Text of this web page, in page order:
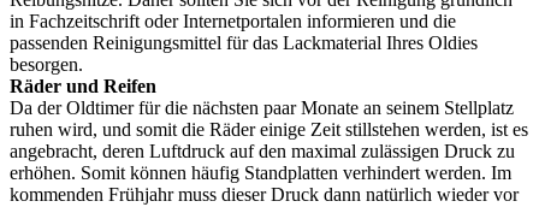
in Fachzeitschrift oder Internetportalen informieren und die
passenden Reinigungsmittel für das Lackmaterial Ihres Oldies
besorgen.
Räder und Reifen
Da der Oldtimer für die nächsten paar Monate an seinem Stellplatz
ruhen wird, und somit die Räder einige Zeit stillstehen werden, ist es
angebracht, deren Luftdruck auf den maximal zulässigen Druck zu
erhöhen. Somit können häufig Standplatten verhindert werden. Im
kommenden Frühjahr muss dieser Druck dann natürlich wieder vor